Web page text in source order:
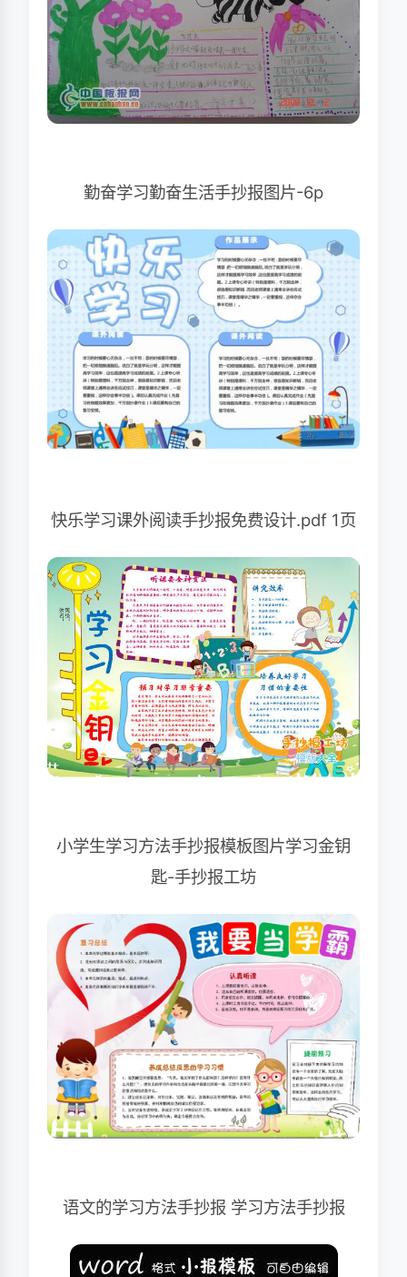
勤奋学习勤奋生活手抄报图片-6p
快乐学习课外阅读手抄报免费设计.pdf 1页
小学生学习方法手抄报模板图片学习金钥
匙-手抄报工坊
语文的学习方法手抄报 学习方法手抄报